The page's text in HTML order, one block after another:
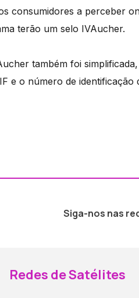
consumidores a perceber
terão um selo IVAucher.
também foi
e o número de identificação
Siga-nos nas
Redes de Satélites